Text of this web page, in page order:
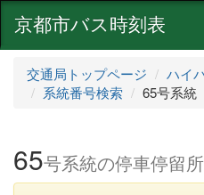
京都市バス時刻表
交通局トップページ
ハイ
系統番号検索
65号系統
65号系統の停車停留所